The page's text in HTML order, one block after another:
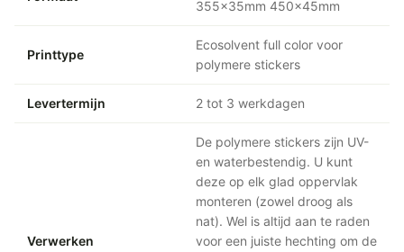
355x35mm 450x45mm
Printtype
Ecosolvent full color voor
polymere stickers
Levertermijn 2 tot 3 werkdagen
Verwerken
De polymere stickers zijn UV-
en waterbestendig. U kunt
deze op elk glad oppervlak
monteren (zowel droog als
nat). Wel is altijd aan te raden
voor een juiste hechting om de